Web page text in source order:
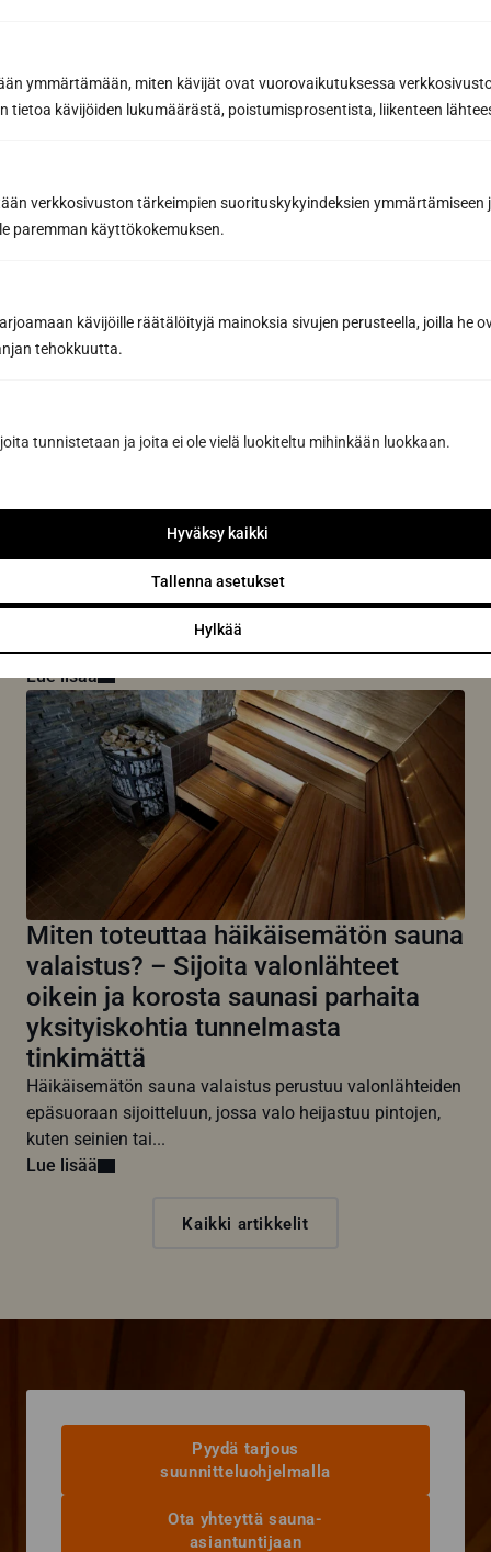
ymmärtämään, miten kävijät ovat vuorovaikutuksessa
tietoa kävijöiden lukumäärästä, poistumisprosentista, liikenteen
verkkosivuston tärkeimpien suorituskykyindeksien ymmärtämiseen
paremman käyttökokemuksen.
kävijöille räätälöityjä mainoksia sivujen perusteella, joilla he
tehokkuutta.
tunnistetaan ja joita ei ole vielä luokiteltu mihinkään luokkaan.
Hylkää
Tallenna asetukset
Hyväksy kaikki
virheet – Suojaa puupinnat liialliselta
kosteudelta ja vääriltä kemikaaleilta
oikeilla tekniikoilla
joilla varmistat kotisi rentoutumispaikan pitkäikäisyyden
ja hygieenisyyden. Oikein...
Lue lisää
Miten toteuttaa häikäisemätön sauna
valaistus? – Sijoita valonlähteet
oikein ja korosta saunasi parhaita
yksityiskohtia tunnelmasta
tinkimättä
Häikäisemätön sauna valaistus perustuu valonlähteiden
epäsuoraan sijoitteluun, jossa valo heijastuu pintojen,
kuten seinien tai...
Lue lisää
Kaikki artikkelit
Pyydä tarjous
suunnitteluohjelmalla
Ota yhteyttä sauna-
asiantuntijaan